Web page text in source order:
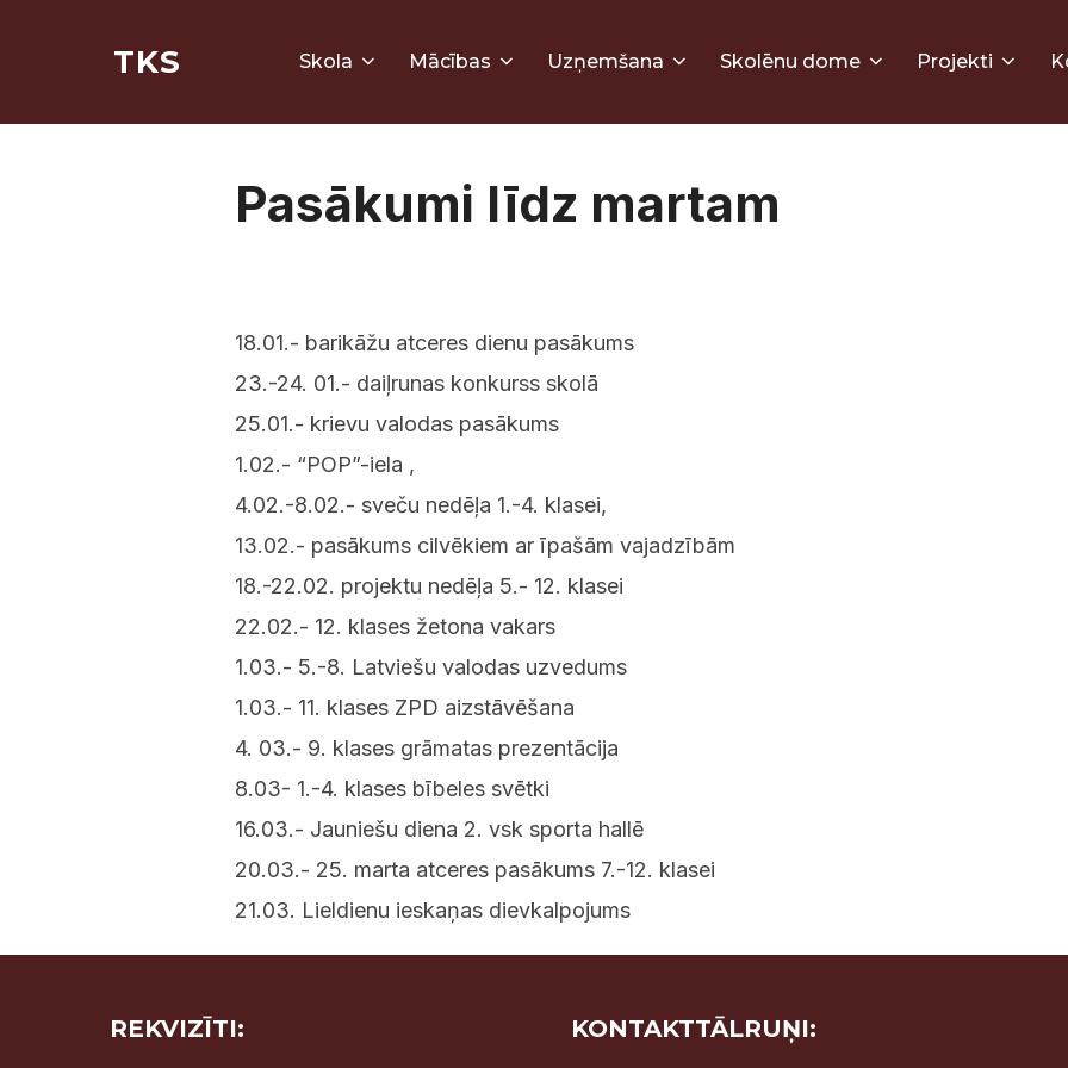
TKS Skola Mācības Uzņemšana Skolēnu dome Projekti
Pasākumi līdz martam
18.01.- barikāžu atceres dienu pasākums
23.-24. 01.- daiļrunas konkurss skolā
25.01.- krievu valodas pasākums
1.02.- “POP”-iela ,
4.02.-8.02.- sveču nedēļa 1.-4. klasei,
13.02.- pasākums cilvēkiem ar īpašām vajadzībām
18.-22.02. projektu nedēļa 5.- 12. klasei
22.02.- 12. klases žetona vakars
1.03.- 5.-8. Latviešu valodas uzvedums
1.03.- 11. klases ZPD aizstāvēšana
4. 03.- 9. klases grāmatas prezentācija
8.03- 1.-4. klases bībeles svētki
16.03.- Jauniešu diena 2. vsk sporta hallē
20.03.- 25. marta atceres pasākums 7.-12. klasei
21.03. Lieldienu ieskaņas dievkalpojums
REKVIZĪTI: KONTAKTTĀLRUŅI: